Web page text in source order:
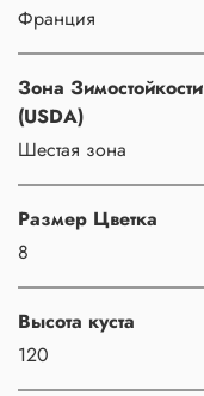
Франция
Зона Зимостойкости
(USDA)
Шестая зона
Размер Цветка
8
Высота куста
120